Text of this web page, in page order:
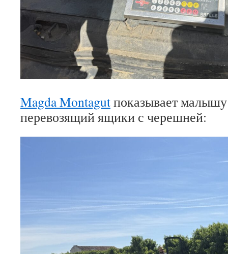
Magda Montagutпоказывает малышу
перевозящий ящики с черешней: